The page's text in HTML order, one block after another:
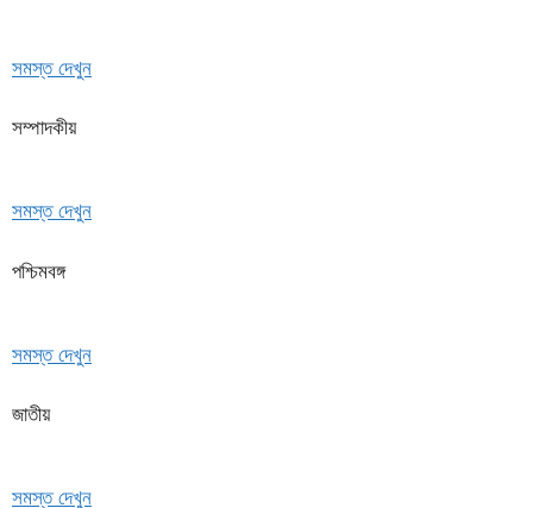
সমস্ত দেখুন
সম্পাদকীয়
সমস্ত দেখুন
পশ্চিমবঙ্গ
সমস্ত দেখুন
জাতীয়
সমস্ত দেখুন